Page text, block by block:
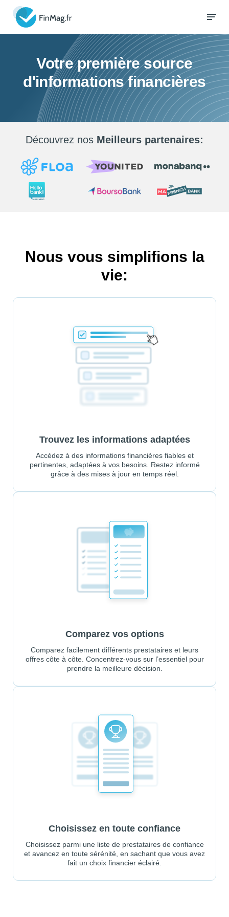
Votre première source
d'informations financières
Découvrez nos Meilleurs partenaires:
Nous vous simplifions la
vie:
Trouvez les informations adaptées
Accédez à des informations financières fiables et
pertinentes, adaptées à vos besoins. Restez informé
grâce à des mises à jour en temps réel.
Comparez vos options
Comparez facilement différents prestataires et leurs
offres côte à côte. Concentrez-vous sur l’essentiel pour
prendre la meilleure décision.
Choisissez en toute confiance
Choisissez parmi une liste de prestataires de confiance
et avancez en toute sérénité, en sachant que vous avez
fait un choix financier éclairé.